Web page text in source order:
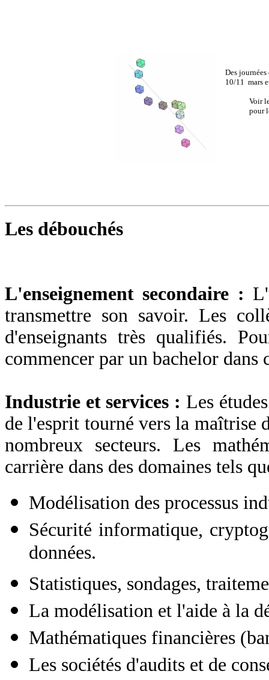
Des
10/11 mars
Voir
pour
Les débouchés
L'enseignement secondaire :
transmettre son savoir. Les
d'enseignants très qualifiés.
commencer par un bachelor dans
Industrie et services : Les
de l'esprit tourné vers la maîtrise
nombreux secteurs. Les
carrière dans des domaines tels
Modélisation des processus
Sécurité informatique,
données.
Statistiques, sondages,
La modélisation et l'aide à la
Mathématiques financières
Les sociétés d'audits et de